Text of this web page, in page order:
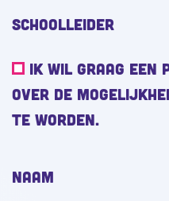
Schoolleider
ik wil graag een
over de
te worden.
Naam